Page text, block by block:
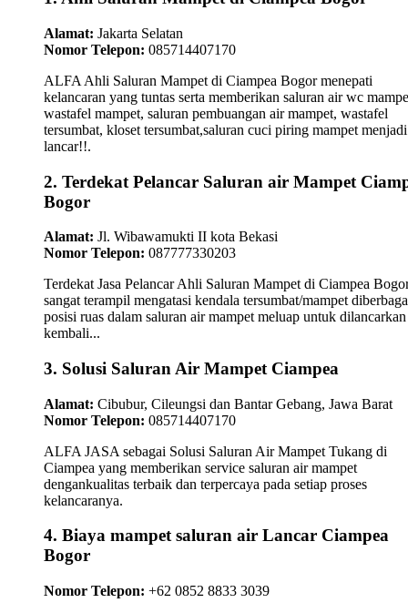
Alamat: Jakarta Selatan
Nomor Telepon: 085714407170
ALFA Ahli Saluran Mampet di Ciampea Bogor menepati
kelancaran yang tuntas serta memberikan saluran air wc
wastafel mampet, saluran pembuangan air mampet, wastafel
tersumbat, kloset tersumbat,saluran cuci piring mampet menjadi
lancar!!.
2. Terdekat Pelancar Saluran air Mampet
Bogor
Alamat: Jl. Wibawamukti II kota Bekasi
Nomor Telepon: 087777330203
Terdekat Jasa Pelancar Ahli Saluran Mampet di Ciampea
sangat terampil mengatasi kendala tersumbat/mampet
posisi ruas dalam saluran air mampet meluap untuk dilancarkan
kembali...
3. Solusi Saluran Air Mampet Ciampea
Alamat: Cibubur, Cileungsi dan Bantar Gebang, Jawa Barat
Nomor Telepon: 085714407170
ALFA JASA sebagai Solusi Saluran Air Mampet Tukang di
Ciampea yang memberikan service saluran air mampet
dengankualitas terbaik dan terpercaya pada setiap proses
kelancaranya.
4. Biaya mampet saluran air Lancar Ciampea
Bogor
Nomor Telepon: +62 0852 8833 3039